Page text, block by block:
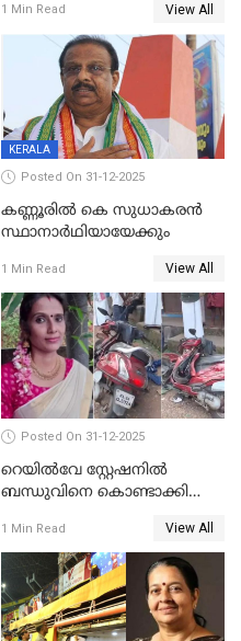
1 Min Read View All
KERALA
Posted On 31-12-2025
കണ്ണൂരിൽ കെ സുധാകരൻ
സ്ഥാനാർഥിയായേക്കും
1 Min Read View All
Posted On 31-12-2025
റെയിൽവേ സ്റ്റേഷനിൽ
ബന്ധുവിനെ കൊണ്ടാക്കി
ലോറി സ്കൂട്ടറിൽ ഇടിച്ചു :
യുവതിക്ക് ദാരുണാന്ത്യം
1 Min Read View All